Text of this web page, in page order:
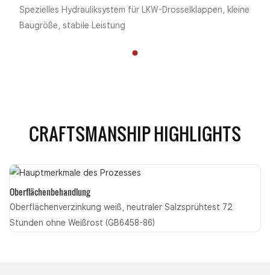
Spezielles Hydrauliksystem für LKW-Drosselklappen, kleine
Baugröße, stabile Leistung
CRAFTSMANSHIP HIGHLIGHTS
Oberflächenbehandlung
Oberflächenverzinkung weiß, neutraler Salzsprühtest 72
Stunden ohne Weißrost (GB6458-86)